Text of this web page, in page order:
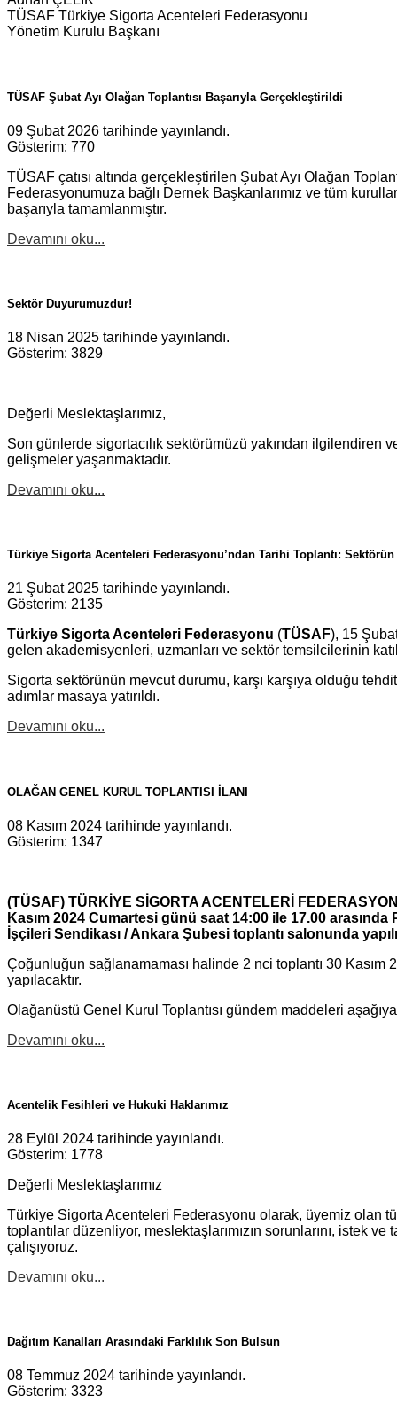
TÜSAF Türkiye Sigorta Acenteleri Federasyonu
Yönetim Kurulu Başkanı
TÜSAF Şubat Ayı Olağan Toplantısı Başarıyla Gerçekleştirildi
09 Şubat 2026 tarihinde yayınlandı.
Gösterim: 770
TÜSAF çatısı altında gerçekleştirilen Şubat Ayı Olağan
Federasyonumuza bağlı Dernek Başkanlarımız ve tüm
başarıyla tamamlanmıştır.
Devamını oku...
Sektör Duyurumuzdur!
18 Nisan 2025 tarihinde yayınlandı.
Gösterim: 3829
Değerli Meslektaşlarımız,
Son günlerde sigortacılık sektörümüzü yakından ilgilendiren
gelişmeler yaşanmaktadır.
Devamını oku...
Türkiye Sigorta Acenteleri Federasyonu’ndan Tarihi Toplantı:
21 Şubat 2025 tarihinde yayınlandı.
Gösterim: 2135
Türkiye Sigorta Acenteleri Federasyonu (TÜSAF), 15
gelen akademisyenleri, uzmanları ve sektör temsilcilerinin
Sigorta sektörünün mevcut durumu, karşı karşıya olduğu
adımlar masaya yatırıldı.
Devamını oku...
OLAĞAN GENEL KURUL TOPLANTISI İLANI
08 Kasım 2024 tarihinde yayınlandı.
Gösterim: 1347
(TÜSAF) TÜRKİYE SİGORTA ACENTELERİ
Kasım 2024 Cumartesi günü saat 14:00 ile 17.00
İşçileri Sendikası / Ankara Şubesi toplantı salonunda
Çoğunluğun sağlanamaması halinde 2 nci toplantı 30 Kasım
yapılacaktır.
Olağanüstü Genel Kurul Toplantısı gündem maddeleri aşağıya
Devamını oku...
Acentelik Fesihleri ve Hukuki Haklarımız
28 Eylül 2024 tarihinde yayınlandı.
Gösterim: 1778
Değerli Meslektaşlarımız
Türkiye Sigorta Acenteleri Federasyonu olarak, üyemiz olan
toplantılar düzenliyor, meslektaşlarımızın sorunlarını, istek
çalışıyoruz.
Devamını oku...
Dağıtım Kanalları Arasındaki Farklılık Son Bulsun
08 Temmuz 2024 tarihinde yayınlandı.
Gösterim: 3323